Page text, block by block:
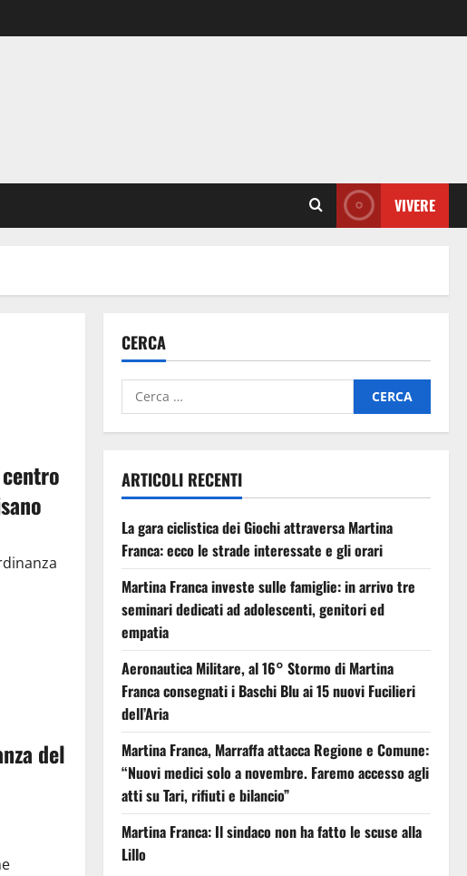
VIVERE
del
CERCA
ARTICOLI RECENTI
La gara ciclistica dei Giochi attraversa Martina
Franca: ecco le strade interessate e gli orari
Martina Franca investe sulle famiglie: in arrivo tre
seminari dedicati ad adolescenti, genitori ed
empatia
Aeronautica Militare, al 16° Stormo di Martina
Franca consegnati i Baschi Blu ai 15 nuovi Fucilieri
dell’Aria
Martina Franca, Marraffa attacca Regione e Comune:
“Nuovi medici solo a novembre. Faremo accesso agli
atti su Tari, rifiuti e bilancio”
Martina Franca: Il sindaco non ha fatto le scuse alla
Lillo